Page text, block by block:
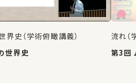
界史（学術俯瞰講義）
の世界史
流れ（